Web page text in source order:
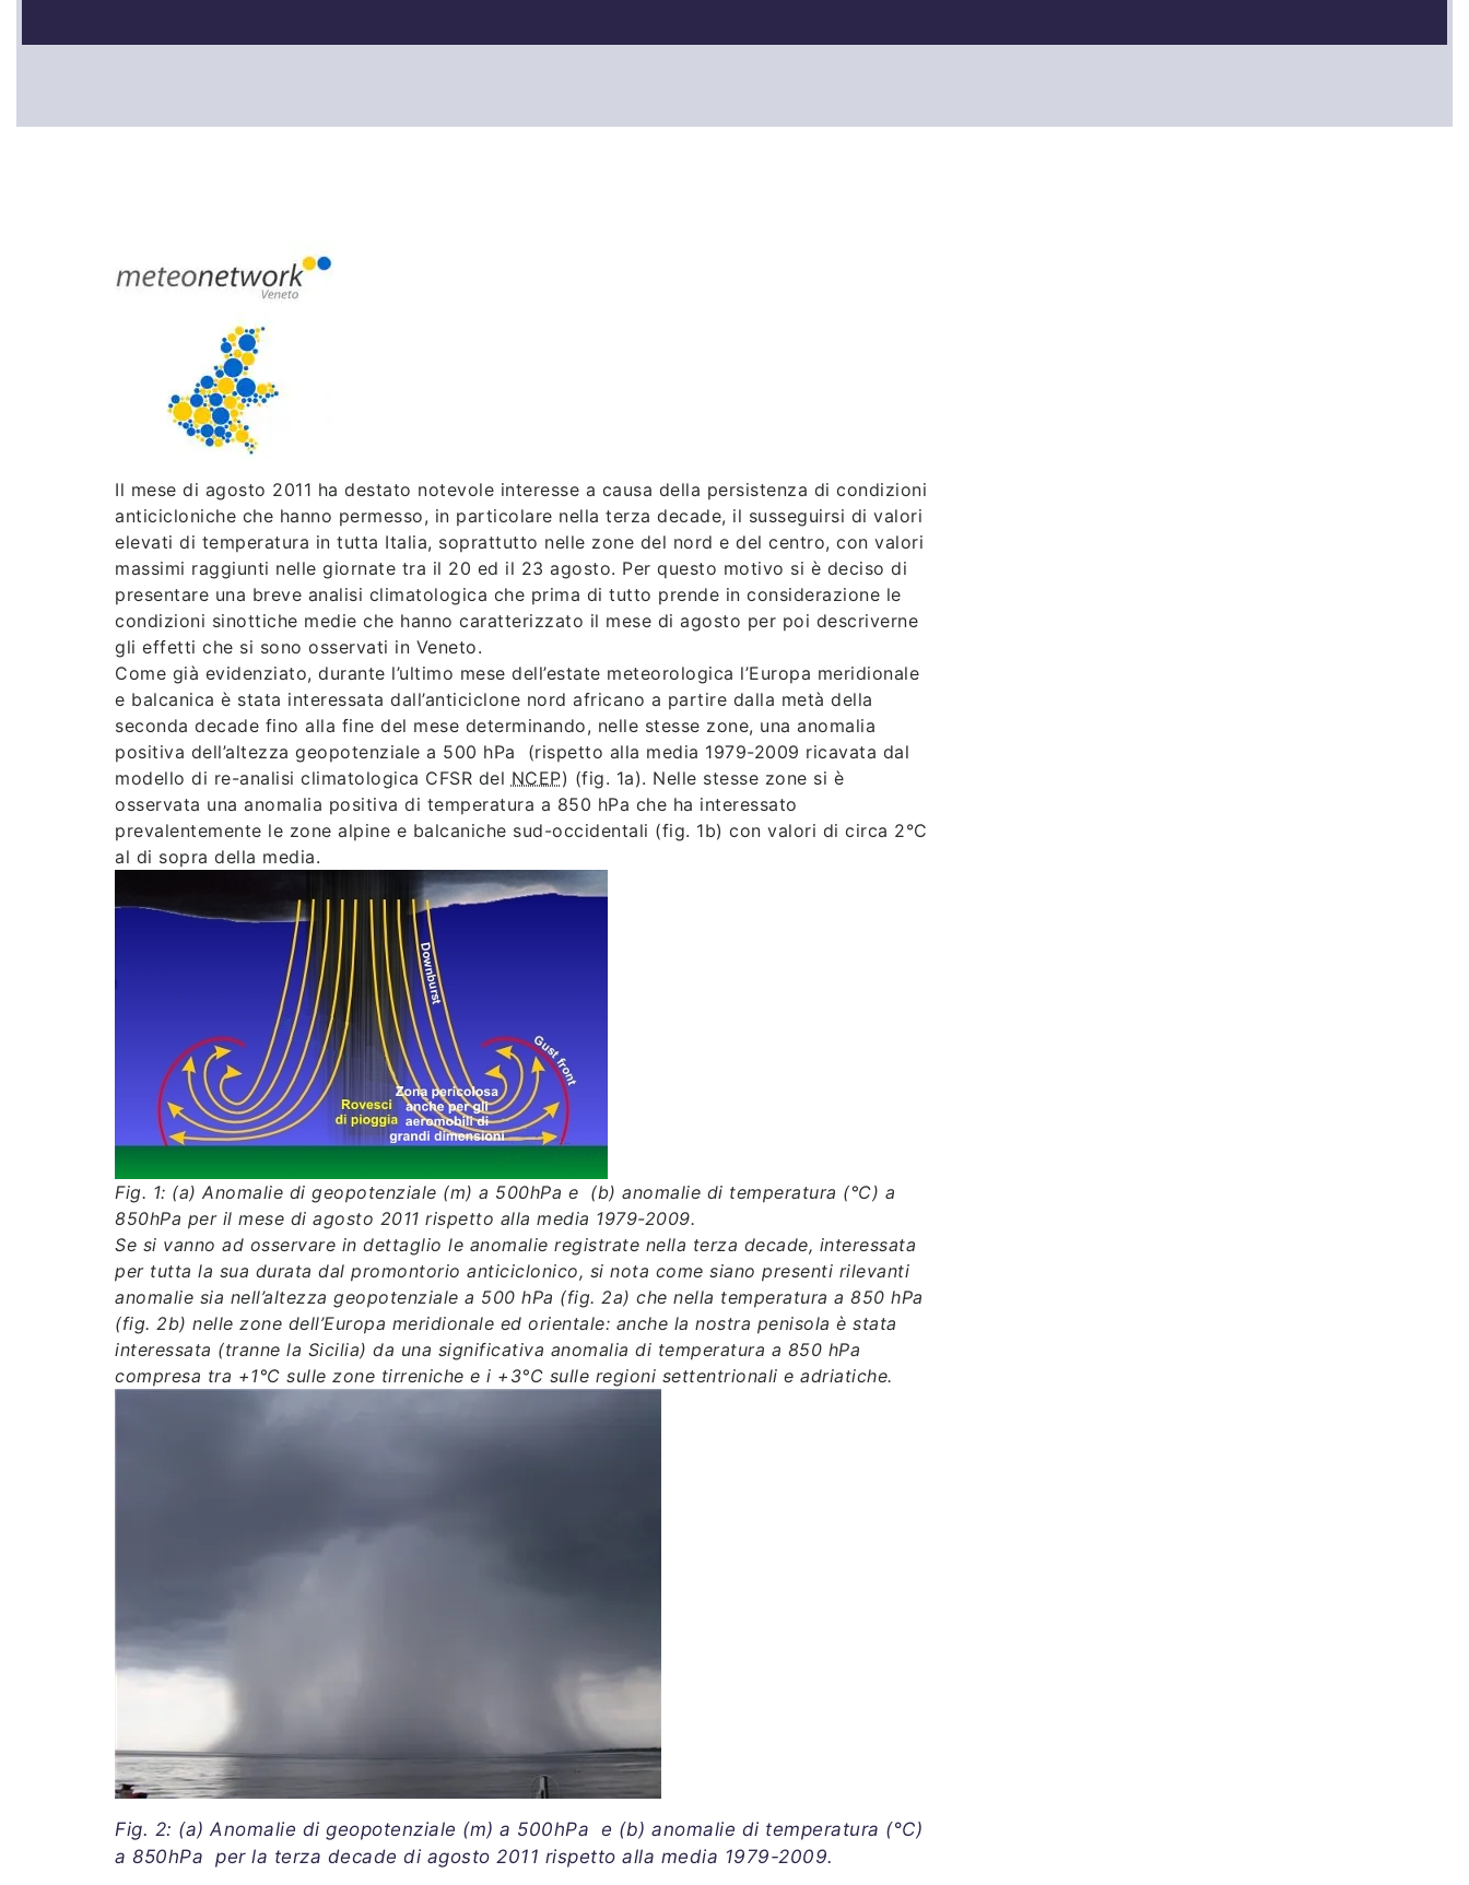
Il mese di agosto 2011 ha destato notevole interesse a causa della persistenza di condizioni
anticicloniche che hanno permesso, in particolare nella terza decade, il susseguirsi di valori
elevati di temperatura in tutta Italia, soprattutto nelle zone del nord e del centro, con valori
massimi raggiunti nelle giornate tra il 20 ed il 23 agosto. Per questo motivo si è deciso di
presentare una breve analisi climatologica che prima di tutto prende in considerazione le
condizioni sinottiche medie che hanno caratterizzato il mese di agosto per poi descriverne
gli effetti che si sono osservati in Veneto.
Come già evidenziato, durante l’ultimo mese dell’estate meteorologica l’Europa meridionale
e balcanica è stata interessata dall’anticiclone nord africano a partire dalla metà della
seconda decade fino alla fine del mese determinando, nelle stesse zone, una anomalia
positiva dell’altezza geopotenziale a 500 hPa (rispetto alla media 1979-2009 ricavata dal
modello di re-analisi climatologica CFSR del NCEP) (fig. 1a). Nelle stesse zone si è
osservata una anomalia positiva di temperatura a 850 hPa che ha interessato
prevalentemente le zone alpine e balcaniche sud-occidentali (fig. 1b) con valori di circa 2°C
al di sopra della media.
Fig. 1: (a) Anomalie di geopotenziale (m) a 500hPa e (b) anomalie di temperatura (°C) a
850hPa per il mese di agosto 2011 rispetto alla media 1979-2009.
Se si vanno ad osservare in dettaglio le anomalie registrate nella terza decade, interessata
per tutta la sua durata dal promontorio anticiclonico, si nota come siano presenti rilevanti
anomalie sia nell’altezza geopotenziale a 500 hPa (fig. 2a) che nella temperatura a 850 hPa
(fig. 2b) nelle zone dell’Europa meridionale ed orientale: anche la nostra penisola è stata
interessata (tranne la Sicilia) da una significativa anomalia di temperatura a 850 hPa
compresa tra +1°C sulle zone tirreniche e i +3°C sulle regioni settentrionali e adriatiche.
Fig. 2: (a) Anomalie di geopotenziale (m) a 500hPa e (b) anomalie di temperatura (°C)
a 850hPa per la terza decade di agosto 2011 rispetto alla media 1979-2009.